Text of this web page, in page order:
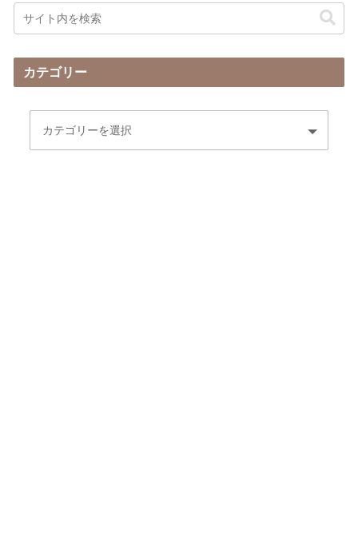
カテゴリー